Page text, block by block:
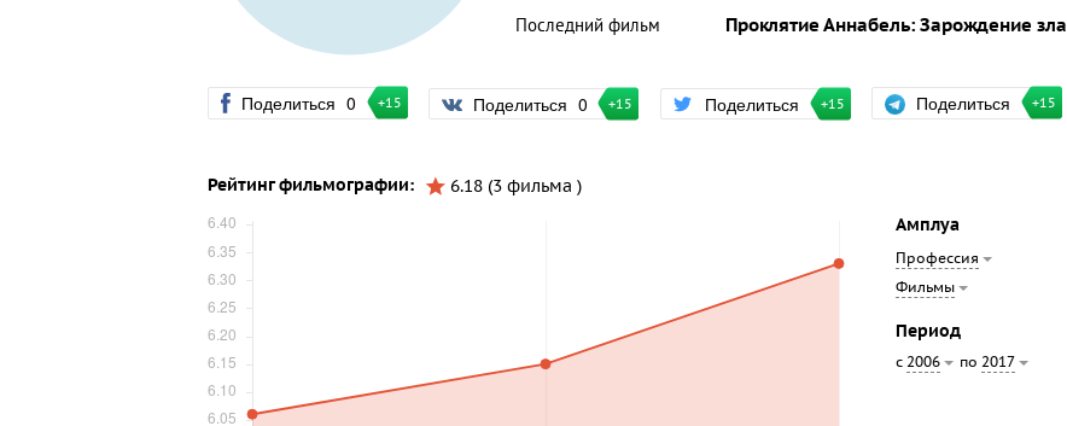
Последний фильм
Проклятие Аннабель: Зарождение зла
Поделиться 0 +15 Поделиться 0 +15 Поделиться +15 Поделиться +15
Рейтинг фильмографии:
6.18 (3 фильма )
Амплуа
Профессия
Фильмы
Период
с 2006 по 2017